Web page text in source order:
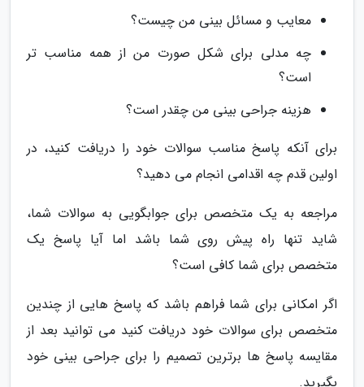
معایب و مسائل بینی من چیست؟
چه مدلی برای شکل صورت من از همه مناسب تر
است؟
هزینه جراحی بینی من چقدر است؟
برای آنکه پاسخ مناسب سوالات خود را دریافت کنید، در
اولین قدم چه اقدامی انجام می دهید؟
مراجعه به یک متخصص برای جوابگویی به سوالات شما،
شاید تنها راه پیش روی شما باشد اما آیا پاسخ یک
متخصص برای شما کافی است؟
اگر امکانی برای شما فراهم باشد که پاسخ هایی از چندین
متخصص برای سوالات خود دریافت کنید می توانید بعد از
مقایسه پاسخ ها برترین تصمیم را برای جراحی بینی خود
بگیرید.